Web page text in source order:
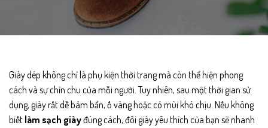
Giày dép không chỉ là phụ kiện thời trang mà còn thể hiện phong
cách và sự chỉn chu của mỗi người. Tuy nhiên, sau một thời gian sử
dụng, giày rất dễ bám bẩn, ố vàng hoặc có mùi khó chịu. Nếu không
biết làm sạch giàyđúng cách, đôi giày yêu thích của bạn sẽ nhanh